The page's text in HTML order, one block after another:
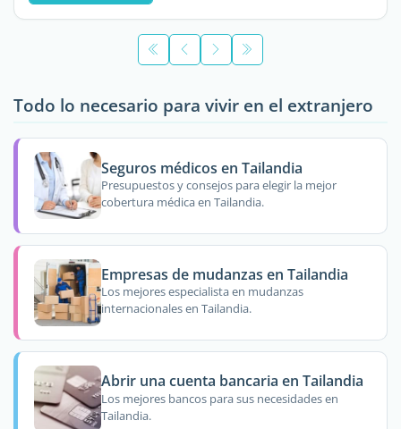
Todo lo necesario para vivir en el extranjero
Seguros médicos en Tailandia
Presupuestos y consejos para elegir la mejor
cobertura médica en Tailandia.
Empresas de mudanzas en Tailandia
Los mejores especialista en mudanzas
internacionales en Tailandia.
Abrir una cuenta bancaria en Tailandia
Los mejores bancos para sus necesidades en
Tailandia.